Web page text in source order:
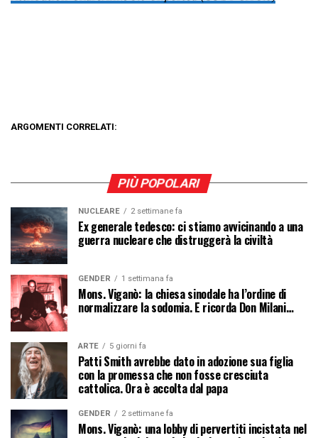
ARGOMENTI CORRELATI:
PIÙ POPOLARI
NUCLEARE 2 settimane fa
Ex generale tedesco: ci stiamo avvicinando a una
guerra nucleare che distruggerà la civiltà
GENDER 1 settimana fa
Mons. Viganò: la chiesa sinodale ha l’ordine di
normalizzare la sodomia. E ricorda Don Milani…
ARTE 5 giorni fa
Patti Smith avrebbe dato in adozione sua figlia
con la promessa che non fosse cresciuta
cattolica. Ora è accolta dal papa
GENDER 2 settimane fa
Mons. Viganò: una lobby di pervertiti incistata nel